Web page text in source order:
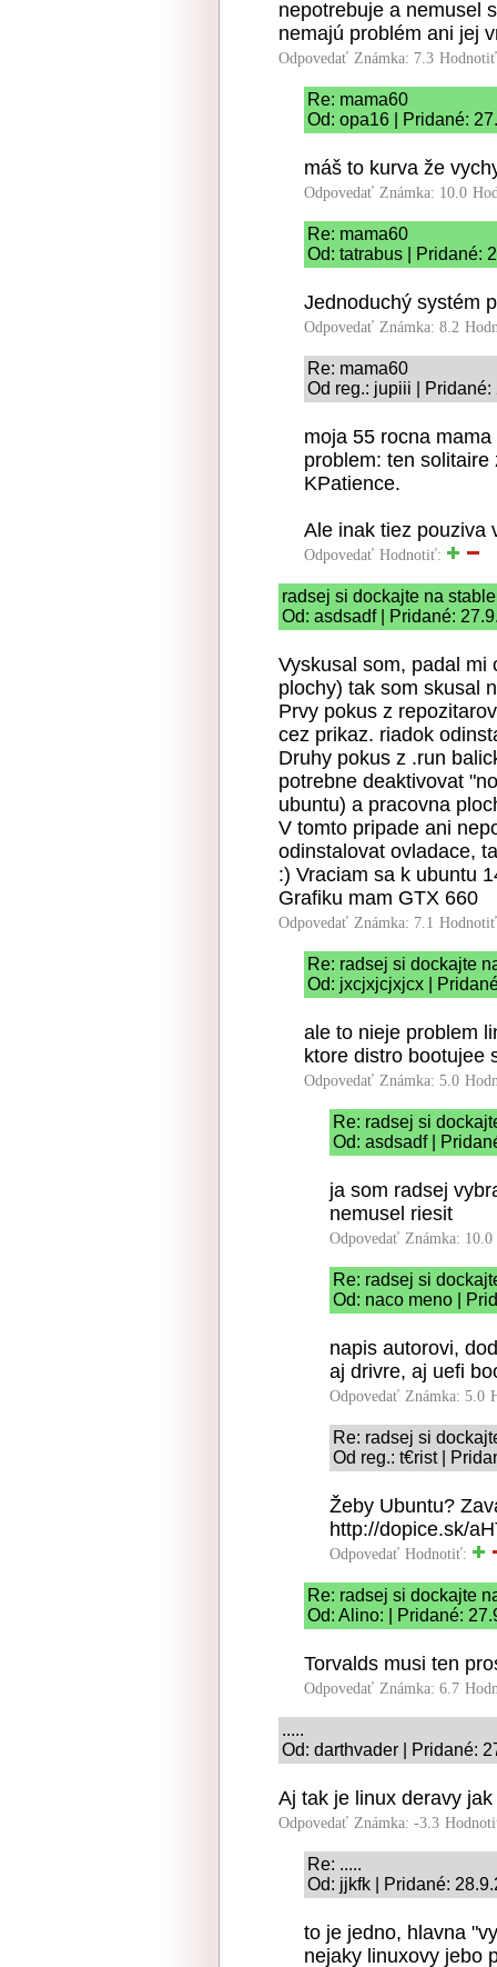
nepotrebuje a nemusel
nemajú problém ani jej
Odpovedať Známka: 7.3
Re: mama60
Od: opa16 | Pridané:
máš to kurva že
Odpovedať Známka: 10.0
Re: mama60
Od: tatrabus | Pridané:
Jednoduchý systém
Odpovedať Známka: 8.2
Re: mama60
Od reg.: jupiii |
moja 55 rocna
problem: ten
KPatience.
Ale inak tiez pouziva
Odpovedať Hodnotiť:
radsej si dockajte na stable
Od: asdsadf | Pridané:
Vyskusal som, padal mi
plochy) tak som skusal
Prvy pokus z
cez prikaz. riadok
Druhy pokus z .run
potrebne deaktivovat
ubuntu) a pracovna
V tomto pripade ani
odinstalovat ovladace,
:) Vraciam sa k ubuntu
Grafiku mam GTX 660
Odpovedať Známka: 7.1
Re: radsej si dockajte
Od: jxcjxjcjxjcx |
ale to nieje problem
ktore distro bootujee
Odpovedať Známka: 5.0
Re: radsej si
Od: asdsadf |
ja som radsej
nemusel riesit
Odpovedať Známka: 10.0
Re: radsej si
Od: naco meno |
napis autorovi,
aj drivre, aj uefi
Odpovedať Známka: 5.0
Re: radsej si
Od reg.: t€rist |
Žeby Ubuntu?
http://dopice.sk/
Odpovedať Hodnotiť:
Re: radsej si dockajte
Od: Alino: | Pridané:
Torvalds musi ten
Odpovedať Známka: 6.7
.....
Od: darthvader | Pridané:
Aj tak je linux deravy
Odpovedať Známka: -3.3
Re: .....
Od: jjkfk | Pridané:
to je jedno, hlavna
nejaky linuxovy jebo